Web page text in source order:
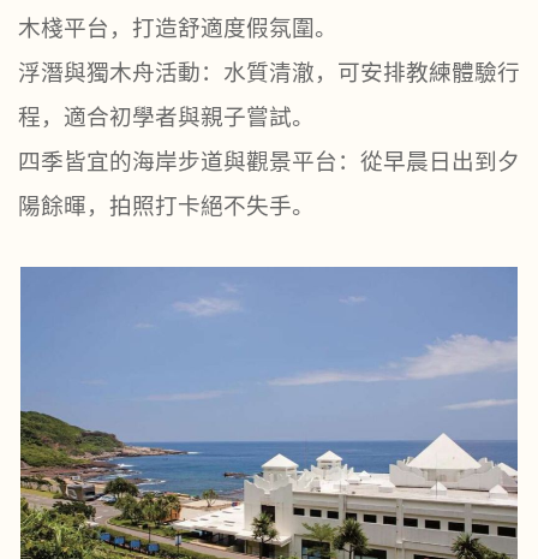
木棧平台，打造舒適度假氛圍。
浮潛與獨木舟活動：水質清澈，可安排教練體驗行
程，適合初學者與親子嘗試。
四季皆宜的海岸步道與觀景平台：從早晨日出到夕
陽餘暉，拍照打卡絕不失手。